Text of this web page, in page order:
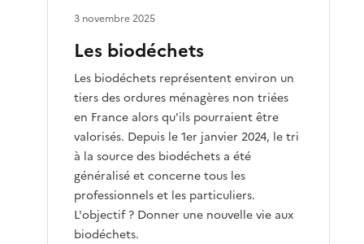
Les biodéchets
Les biodéchets représentent environ un
tiers des ordures ménagères non triées
en France alors qu'ils pourraient être
valorisés. Depuis le 1er janvier 2024, le tri
à la source des biodéchets a été
généralisé et concerne tous les
professionnels et les particuliers.
L'objectif ? Donner une nouvelle vie aux
biodéchets.
3 novembre 2025